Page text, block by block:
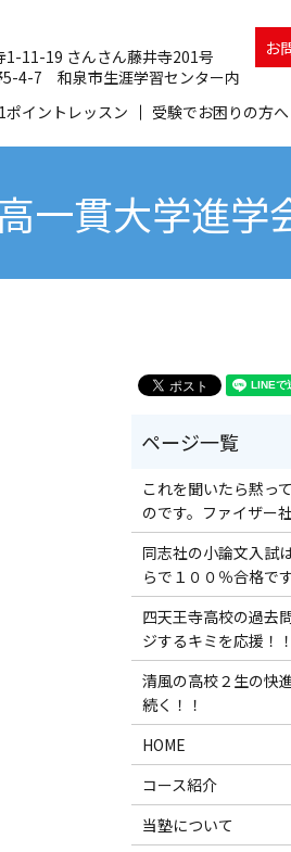
1ポイントレッスン 受験でお困りの方へ
11-19 さんさん藤井寺201号
4-7 和泉市生涯学習センター内
お
一貫大学進学
これを聞いたら黙っ
のです。ファイザー社
同志社の小論文入試
らで１００％合格で
四天王寺高校の過去
ジするキミを応援！！
清風の高校２生の快
続く！！
HOME
コース紹介
当塾について